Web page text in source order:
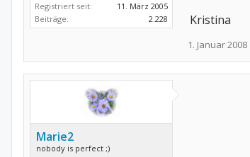
Registriert seit:
11. März 2005
Beiträge:
2.228
Kristina
1. Januar 2008
Marie2
nobody is perfect ;)